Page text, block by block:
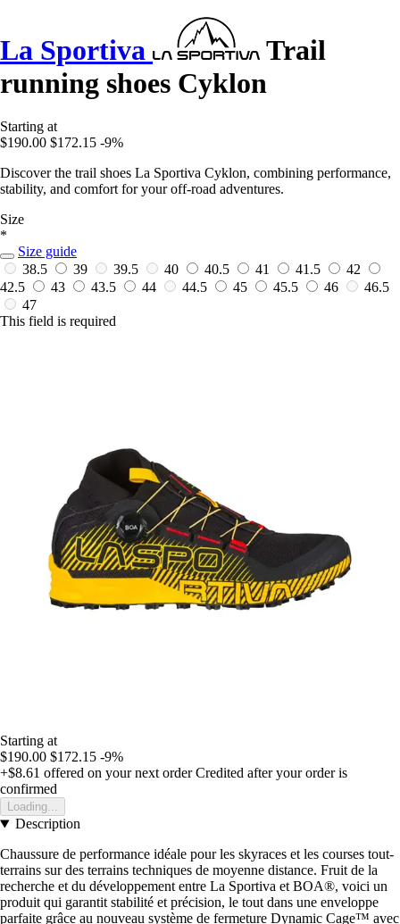
La Sportiva
Trail
running shoes Cyklon
Starting at
$190.00 $172.15 -9%
Discover the trail shoes La Sportiva Cyklon, combining performance,
stability, and comfort for your off-road adventures.
Size
*
Size guide
38.5
39 39.5 40 40.5 41 41.5
42
42.5
43 43.5 44 44.5 45 45.5 46
46.5
47
This field is required
Starting at
$190.00 $172.15 -9%
+$8.61 offered on your next order Credited after your order is
confirmed
Loading...
Description
Chaussure de performance idéale pour les skyraces et les courses tout-
terrains sur des terrains techniques de moyenne distance. Fruit de la
recherche et du développement entre La Sportiva et BOA®, voici un
produit qui garantit stabilité et précision, le tout dans une enveloppe
parfaite grâce au nouveau système de fermeture Dynamic Cage™ avec